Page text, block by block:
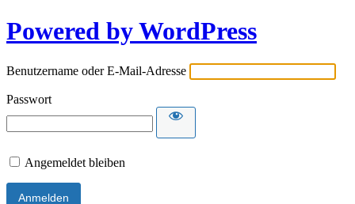
Powered by WordPress
Benutzername oder E-Mail-Adresse
Passwort
Angemeldet bleiben